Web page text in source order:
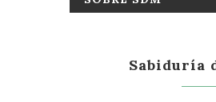
Sabiduría